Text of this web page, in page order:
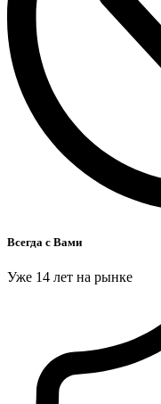
Всегда с Вами
Уже 14 лет на рынке